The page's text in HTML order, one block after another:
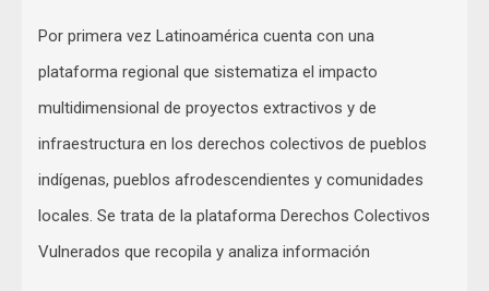
Por primera vez Latinoamérica cuenta con una
plataforma regional que sistematiza el impacto
multidimensional de proyectos extractivos y de
infraestructura en los derechos colectivos de pueblos
indígenas, pueblos afrodescendientes y comunidades
locales. Se trata de la plataforma Derechos Colectivos
Vulnerados que recopila y analiza información